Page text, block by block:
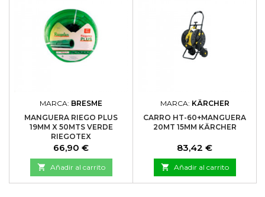
MARCA: BRESME
MANGUERA RIEGO PLUS
19MM X 50MTS VERDE
RIEGOTEX
Precio
66,90 €
 Añadir al carrito
MARCA: KÄRCHER
CARRO HT-60+MANGUERA
20MT 15MM KÄRCHER
Precio
83,42 €
 Añadir al carrito